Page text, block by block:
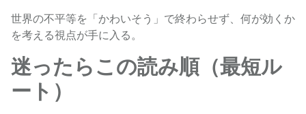
世界の不平等を「かわいそう」で終わらせず、何が効くか
を考える視点が手に入る。
迷ったらこの読み順（最短ル
ート）